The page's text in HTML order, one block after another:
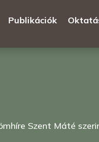
Publikációk
Szent Máté